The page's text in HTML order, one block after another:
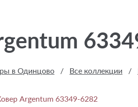
в Одинцово / Все коллекции /